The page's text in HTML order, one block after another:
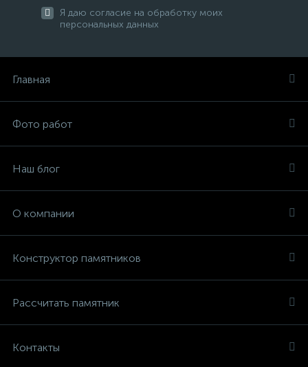
Я даю согласие на обработку моих
персональных данных
Главная
Фото работ
Наш блог
О компании
Конструктор памятников
Рассчитать памятник
Контакты